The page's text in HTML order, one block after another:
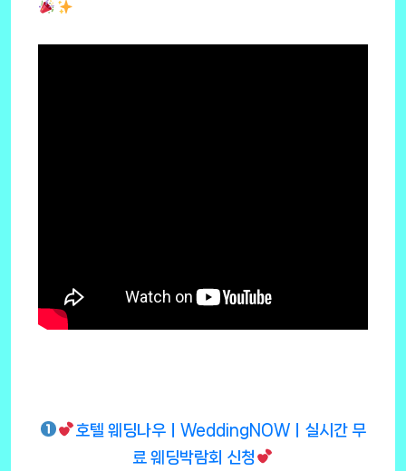
호텔 웨딩나우ㅣWeddingNOWㅣ실시간 무
료 웨딩박람회 신청